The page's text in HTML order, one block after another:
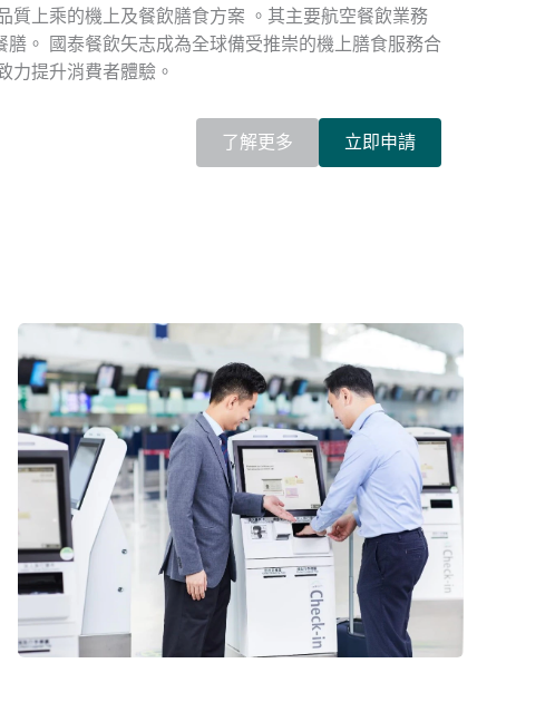
質上乘的機上及餐飲膳食方案 。其主要航空餐飲業務
。 ​ 國泰餐飲矢志成為全球備受推崇的機上膳食服務合
力提升消費者體驗。
了解更多 立即申請